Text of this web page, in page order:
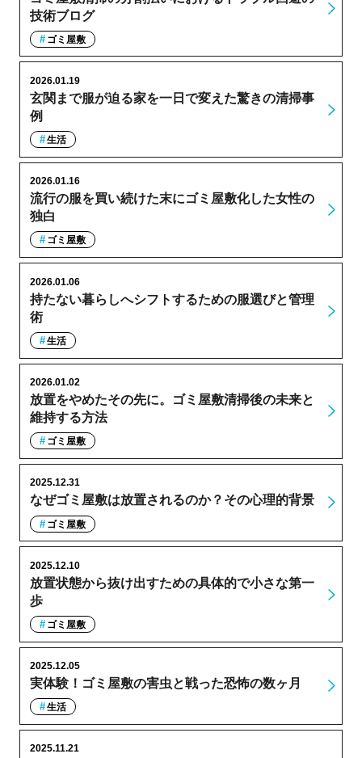
技術ブログ
ゴミ屋敷
玄関まで服が迫る家を一日で変えた驚きの清掃事
例
2026.01.19
生活
流行の服を買い続けた末にゴミ屋敷化した女性の
独白
2026.01.16
ゴミ屋敷
持たない暮らしへシフトするための服選びと管理
術
2026.01.06
生活
放置をやめたその先に。ゴミ屋敷清掃後の未来と
維持する方法
2026.01.02
ゴミ屋敷
なぜゴミ屋敷は放置されるのか？その心理的背景
2025.12.31
ゴミ屋敷
放置状態から抜け出すための具体的で小さな第一
歩
2025.12.10
ゴミ屋敷
実体験！ゴミ屋敷の害虫と戦った恐怖の数ヶ月
2025.12.05
生活
2025.11.21